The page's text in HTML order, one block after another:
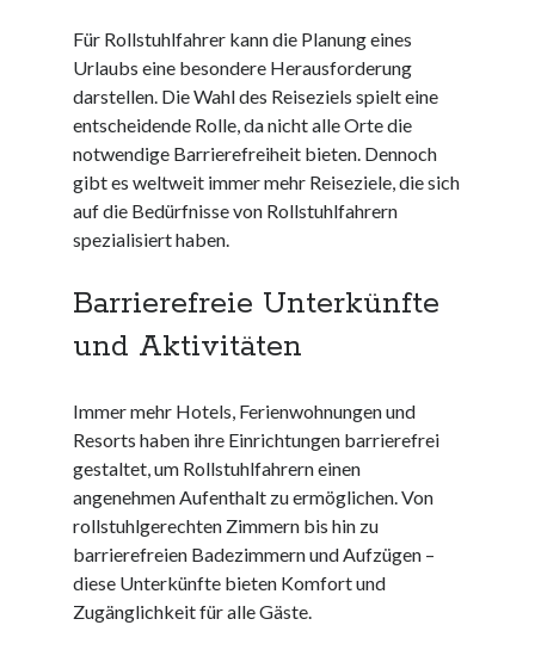
Januar 2025
November 2024
September 2024
August 2024
März 2024
Februar 2024
Für Rollstuhlfahrer kann die Planung eines
Urlaubs eine besondere Herausforderung
darstellen. Die Wahl des Reiseziels spielt eine
entscheidende Rolle, da nicht alle Orte die
notwendige Barrierefreiheit bieten. Dennoch
gibt es weltweit immer mehr Reiseziele, die sich
auf die Bedürfnisse von Rollstuhlfahrern
spezialisiert haben.
Barrierefreie Unterkünfte
und Aktivitäten
Immer mehr Hotels, Ferienwohnungen und
Resorts haben ihre Einrichtungen barrierefrei
gestaltet, um Rollstuhlfahrern einen
angenehmen Aufenthalt zu ermöglichen. Von
rollstuhlgerechten Zimmern bis hin zu
barrierefreien Badezimmern und Aufzügen –
diese Unterkünfte bieten Komfort und
Zugänglichkeit für alle Gäste.